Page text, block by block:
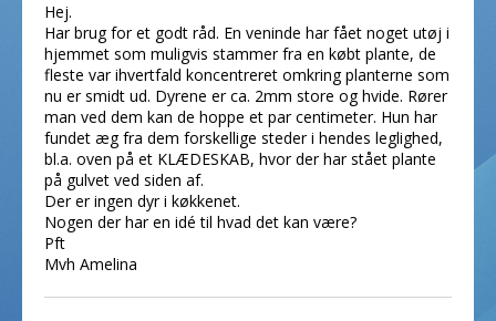
Hej.
Har brug for et godt råd. En veninde har fået noget utøj i
hjemmet som muligvis stammer fra en købt plante, de
fleste var ihvertfald koncentreret omkring planterne som
nu er smidt ud. Dyrene er ca. 2mm store og hvide. Rører
man ved dem kan de hoppe et par centimeter. Hun har
fundet æg fra dem forskellige steder i hendes leglighed,
bl.a. oven på et KLÆDESKAB, hvor der har stået plante
på gulvet ved siden af.
Der er ingen dyr i køkkenet.
Nogen der har en idé til hvad det kan være?
Pft
Mvh Amelina